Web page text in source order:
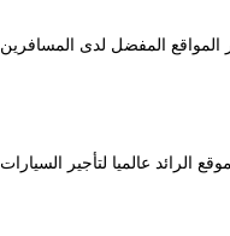
المواقع المفضل لدى المسافرين
الرائد عالميا لتأجير السيارات